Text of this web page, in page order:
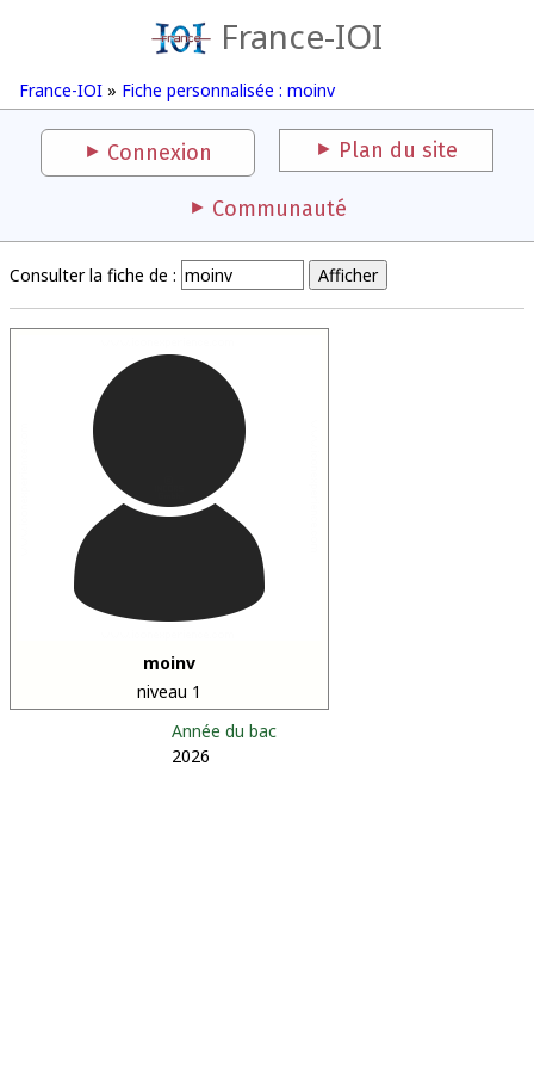
France-IOI
France-IOI » Fiche personnalisée : moinv
Connexion Plan du site
Communauté
Consulter la fiche de :
moinv
niveau 1
Année du bac
2026